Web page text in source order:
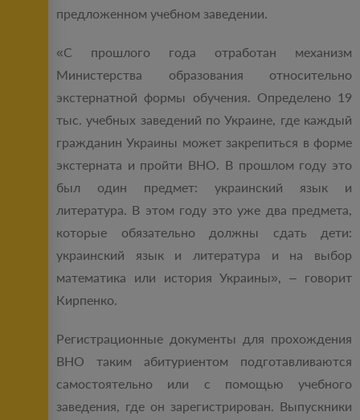
предложенном учебном заведении.
«С прошлого года отработан механизм
Министерства образования относительно
экстернатной формы обучения. Определено 19
тыс. учебных заведений по Украине, где каждый
гражданин Украины может закрепиться в форме
экстерната и пройти ВНО. В прошлом году это
был один предмет: украинский язык и
литература. В этом году это уже два предмета,
которые обязательно должны сдать дети:
украинский язык и литература и на выбор
математика или история Украины», – говорит
Кирпенко.
Регистрационные документы для прохождения
ВНО таким абитуриентом подготавливаются
самостоятельно или с помощью учебного
заведения, где он зарегистрирован. Выпускники